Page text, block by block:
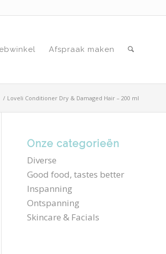
Afspraak maken
/ Loveli Conditioner Dry & Damaged Hair – 200 ml
Onze categorieën
Diverse
Good food, tastes better
Inspanning
Ontspanning
Skincare & Facials